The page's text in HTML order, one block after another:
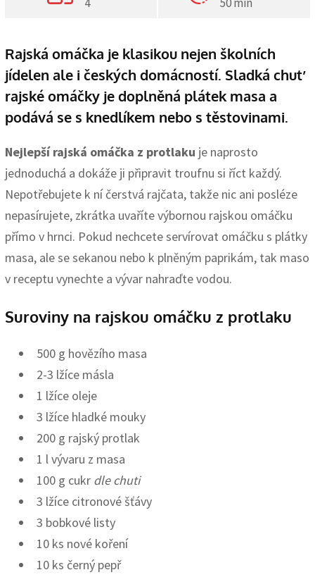
Rajská omáčka je klasikou nejen školních
jídelen ale i českých domácností. Sladká chuť
rajské omáčky je doplněná plátek masa a
podává se s knedlíkem nebo s těstovinami.
Nejlepší rajská omáčka z protlaku je naprosto
jednoduchá a dokáže ji připravit troufnu si říct každý.
Nepotřebujete k ní čerstvá rajčata, takže nic ani posléze
nepasírujete, zkrátka uvaříte výbornou rajskou omáčku
přímo v hrnci. Pokud nechcete servírovat omáčku s plátky
masa, ale se sekanou nebo k plněným paprikám, tak maso
v receptu vynechte a vývar nahraďte vodou.
Suroviny na rajskou omáčku z protlaku
500 g hovězího masa
2-3 lžíce másla
1 lžíce oleje
3 lžíce hladké mouky
200 g rajský protlak
1 l vývaru z masa
100 g cukr dle chuti
3 lžíce citronové šťávy
3 bobkové listy
10 ks nové koření
10 ks černý pepř